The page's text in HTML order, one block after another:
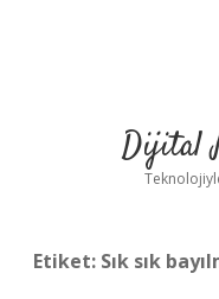
Dijital
Etiket: Sık sık